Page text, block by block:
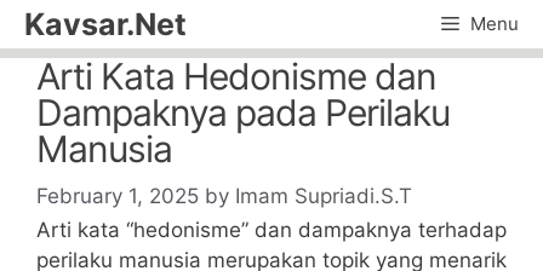
Skip
to
content
Kavsar.Net Menu
Arti Kata Hedonisme dan
Dampaknya pada Perilaku
Manusia
February 1, 2025 by Imam Supriadi.S.T
Arti kata “hedonisme” dan dampaknya terhadap
perilaku manusia merupakan topik yang menarik